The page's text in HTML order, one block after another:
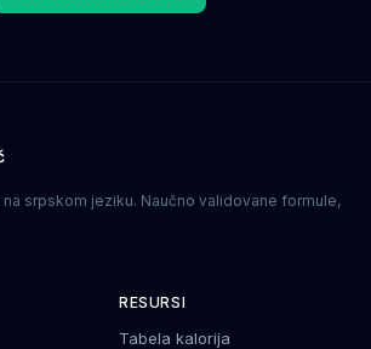
srpskom jeziku. Naučno validovane formule,
RESURSI
Tabela kalorija